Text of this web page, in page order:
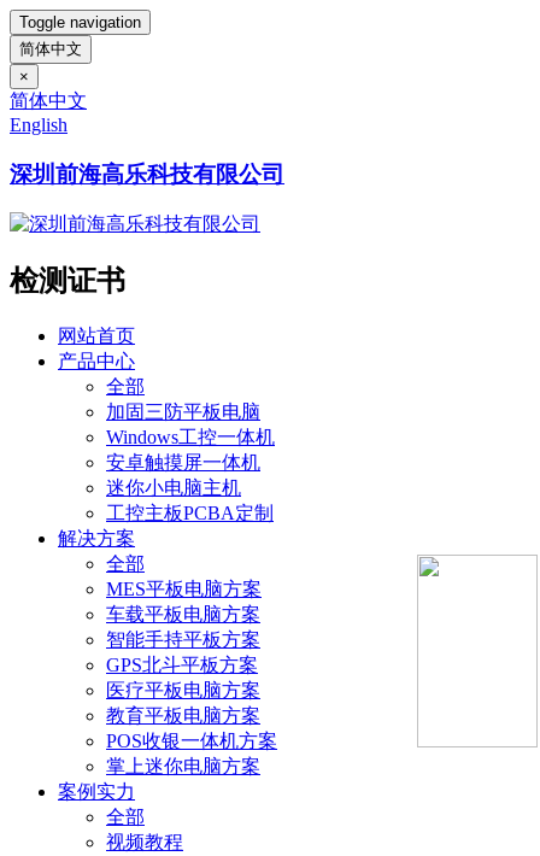
Toggle navigation
简体中文
×
简体中文
English
深圳前海高乐科技有限公司
检测证书
网站首页
产品中心
全部
加固三防平板电脑
Windows工控一体机
安卓触摸屏一体机
迷你小电脑主机
工控主板PCBA定制
解决方案
全部
MES平板电脑方案
车载平板电脑方案
智能手持平板方案
GPS北斗平板方案
医疗平板电脑方案
教育平板电脑方案
POS收银一体机方案
掌上迷你电脑方案
案例实力
全部
视频教程